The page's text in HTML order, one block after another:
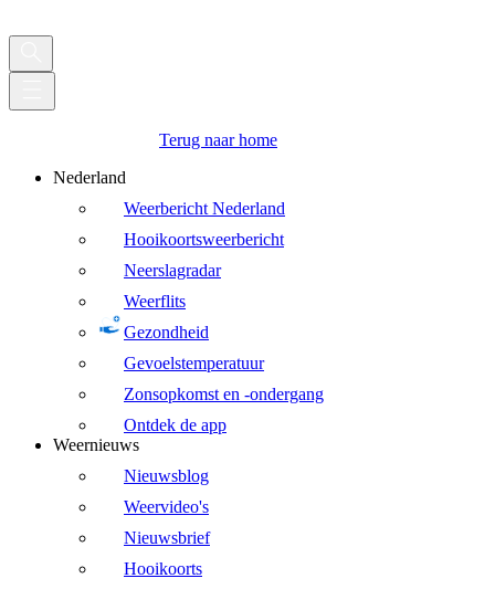
Terug naar home
Nederland
Weerbericht Nederland
Hooikoortsweerbericht
Neerslagradar
Weerflits
Gezondheid
Gevoelstemperatuur
Zonsopkomst en -ondergang
Ontdek de app
Weernieuws
Nieuwsblog
Weervideo's
Nieuwsbrief
Hooikoorts